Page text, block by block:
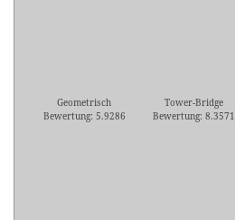
Geometrisch
Bewertung: 5.9286
Tower-Bridge
Bewertung: 8.3571